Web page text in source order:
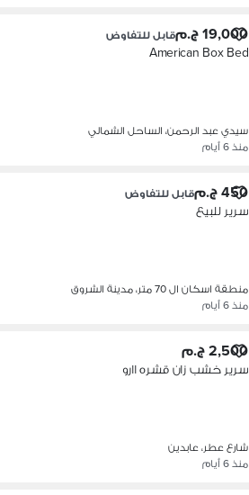
19,000 ج.م قابل للتفاوض
American Box Bed
سيدي عبد الرحمن، الساحل الشمالي
منذ 6 أيام
450 ج.م قابل للتفاوض
سرير للبيع
منطقة اسكان ال 70 متر، مدينة الشروق
منذ 6 أيام
2,500 ج.م
سرير خشب زان قشره اارو
شارع عطر، عابدين
منذ 6 أيام